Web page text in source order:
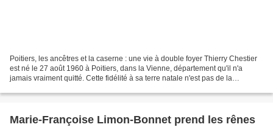
Poitiers, les ancêtres et la caserne : une vie à double foyer Thierry Chestier
est né le 27 août 1960 à Poitiers, dans la Vienne, département qu'il n'a
jamais vraiment quitté. Cette fidélité à sa terre natale n'est pas de la
Marie-Françoise Limon-Bonnet prend les rênes